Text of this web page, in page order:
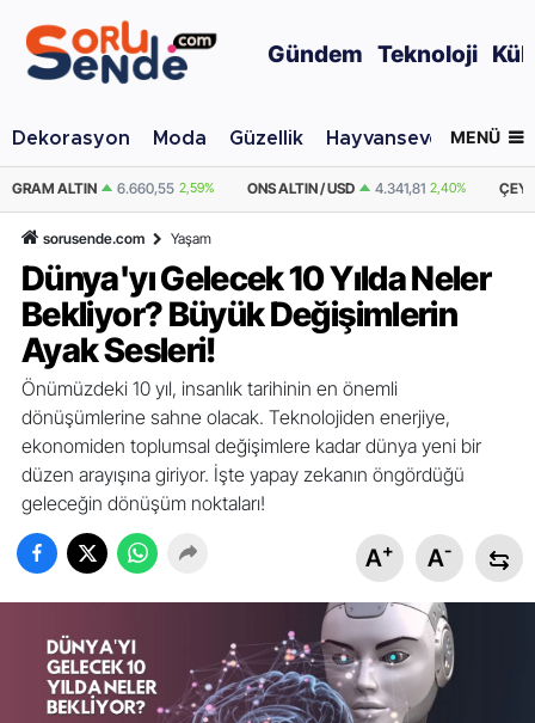
Gündem Teknoloji
Dekorasyon Moda Güzellik Hayvansever MENÜ
ONS ALTIN / USD 4.341,81 2,40% ÇEYREK ALTIN 10.889,99 2,59%
sorusende.com Yaşam
Dünya'yı Gelecek 10 Yılda Neler
Bekliyor? Büyük Değişimlerin
Ayak Sesleri!
Önümüzdeki 10 yıl, insanlık tarihinin en önemli
dönüşümlerine sahne olacak. Teknolojiden enerjiye,
ekonomiden toplumsal değişimlere kadar dünya yeni bir
düzen arayışına giriyor. İşte yapay zekanın öngördüğü
geleceğin dönüşüm noktaları!
A+ A-